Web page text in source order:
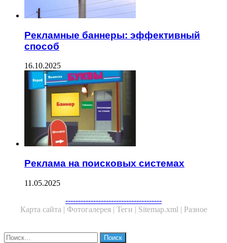
Рекламные баннеры: эффективный
способ
16.10.2025
Реклама на поисковых системах
11.05.2025
--------------------------------------
Карта сайта | Фотогалерея | Теги | Sitemap.xml | Разное
Close
Найти: